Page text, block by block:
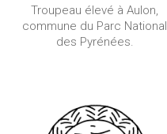
Troupeau élevé à Aulon,
commune du Parc National
des Pyrénées.